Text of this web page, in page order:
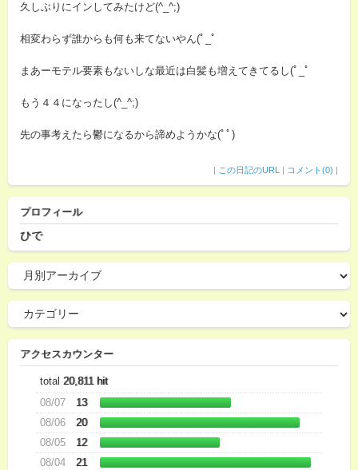
久しぶりにインしてみたけど(^_^;)
相変わらず誰からも何も来てないやん(ﾟ_ﾟ
まあーモテル要素もないしな最近は白髪も増えてきてるし(ﾟ_ﾟ
もう４４になったし(^_^;)
先の事考えたら鬱になるから諦めようかな(ﾟﾟ)
| この日記のURL | コメント(0) |
プロフィール
ひで
アクセスカウンター
total 20,811 hit
08/07
13
08/06
20
08/05
12
08/04
21